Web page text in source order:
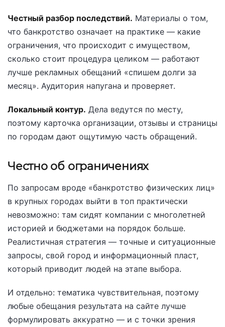
Честный разбор последствий. Материалы о том,
что банкротство означает на практике — какие
ограничения, что происходит с имуществом,
сколько стоит процедура целиком — работают
лучше рекламных обещаний «спишем долги за
месяц». Аудитория напугана и проверяет.
Локальный контур. Дела ведутся по месту,
поэтому карточка организации, отзывы и страницы
по городам дают ощутимую часть обращений.
Честно об ограничениях
По запросам вроде «банкротство физических лиц»
в крупных городах выйти в топ практически
невозможно: там сидят компании с многолетней
историей и бюджетами на порядок больше.
Реалистичная стратегия — точные и ситуационные
запросы, свой город и информационный пласт,
который приводит людей на этапе выбора.
И отдельно: тематика чувствительная, поэтому
любые обещания результата на сайте лучше
формулировать аккуратно — и с точки зрения